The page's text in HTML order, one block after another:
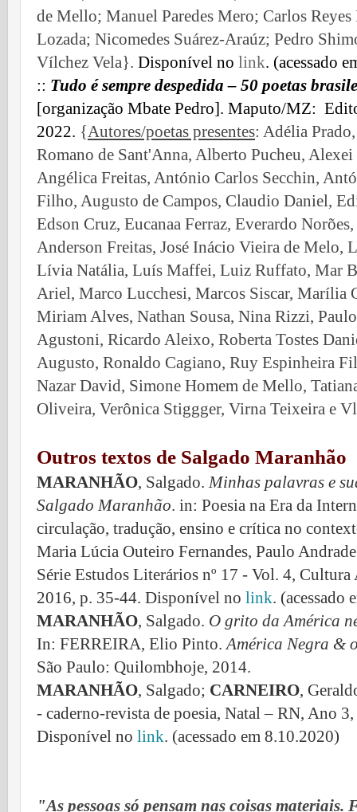
de Mello; Manuel Paredes Mero; Carlos
Lozada; Nicomedes Suárez-Araúz; Pedro
Vílchez Vela}. Disponível no link. (acessado
:: Tudo é sempre despedida – 50 poetas
[organização Mbate Pedro]. Maputo/MZ:
2022. {Autores/poetas presentes: Adélia
Romano de Sant'Anna, Alberto Pucheu,
Angélica Freitas, António Carlos Secchin,
Filho, Augusto de Campos, Claudio Daniel,
Edson Cruz, Eucanaa Ferraz, Everardo
Anderson Freitas, José Inácio Vieira de Melo,
Lívia Natália, Luís Maffei, Luiz Ruffato, Mar
Ariel, Marco Lucchesi, Marcos Siscar, Marília
Miriam Alves, Nathan Sousa, Nina Rizzi,
Agustoni, Ricardo Aleixo, Roberta Tostes
Augusto, Ronaldo Cagiano, Ruy Espinheira
Nazar David, Simone Homem de Mello,
Oliveira, Verônica Stiggger, Virna Teixeira e
Outros textos de Salgado Maranhão
MARANHÃO, Salgado. Minhas palavras e
Salgado Maranhão. in: Poesia na Era da
circulação, tradução, ensino e crítica no
Maria Lúcia Outeiro Fernandes, Paulo
Série Estudos Literários nº 17 - Vol. 4,
2016, p. 35-44. Disponível no link. (acessado
MARANHÃO, Salgado. O grito da América
In: FERREIRA, Elio Pinto.América Negra &
São Paulo: Quilombhoje, 2014.
MARANHÃO, Salgado; CARNEIRO,
- caderno-revista de poesia, Natal – RN, Ano
Disponível no link. (acessado em 8.10.2020)
"As pessoas só pensam nas coisas materiais.